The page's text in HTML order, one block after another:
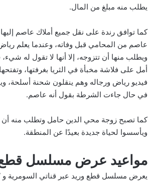
يطلب منه مبلغ من المال.
كما توافق رندة على نقل جميع أملاك عاصم
عاصم من المحامي قبل وفاته، وعندما يعلم
ويطلب منها أن تتزوجه، إلا أنها لا تقول له
أمل على فلاشة مخبأة في الثريا بغرفتها،
فيديو رياض ورجاله وهم ينقلون شحنة أسلحة،
في حال جاءت الشرطة بقول أنه عاصم.
كما تصبح زوجة محي الدين حامل وتطلب منه أن
ويأسسوا لحياة جديدة بعيدًا عن المنطقة.
مواعيد عرض مسلسل قطع